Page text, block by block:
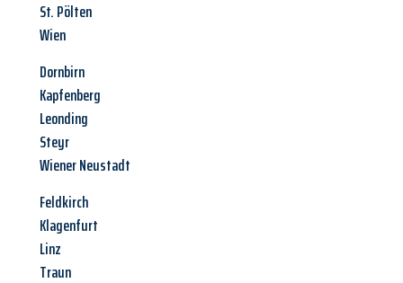
St. Pölten
Wien
Dornbirn
Kapfenberg
Leonding
Steyr
Wiener Neustadt
Feldkirch
Klagenfurt
Linz
Traun